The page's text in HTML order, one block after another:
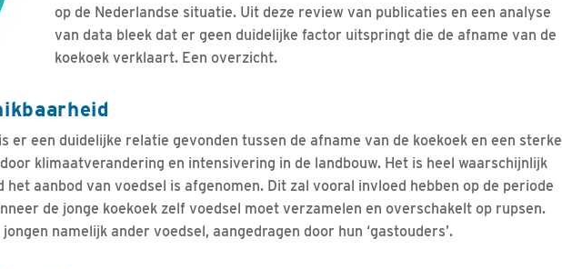
op de Nederlandse situatie. Uit deze review van publicaties en een analyse
van data bleek dat er geen duidelijke factor uitspringt die de afname van de
koekoek verklaart. Een overzicht.
er een duidelijke relatie gevonden tussen de afname van de koekoek en een sterke
klimaatverandering en intensivering in de landbouw. Het is heel waarschijnlijk
het aanbod van voedsel is afgenomen. Dit zal vooral invloed hebben op de periode
de jonge koekoek zelf voedsel moet verzamelen en overschakelt op rupsen.
namelijk ander voedsel, aangedragen door hun ‘gastouders’.